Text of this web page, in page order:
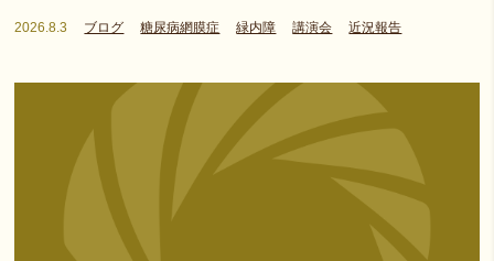
2026.8.3 ブログ 糖尿病網膜症 緑内障 講演会 近況報告